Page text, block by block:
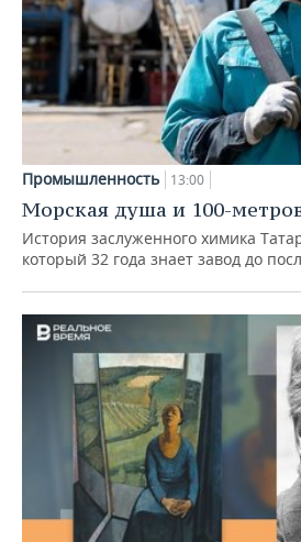
Промышленность 13:00
Морская душа и 100-
История заслуженного химика
который 32 года знает завод до